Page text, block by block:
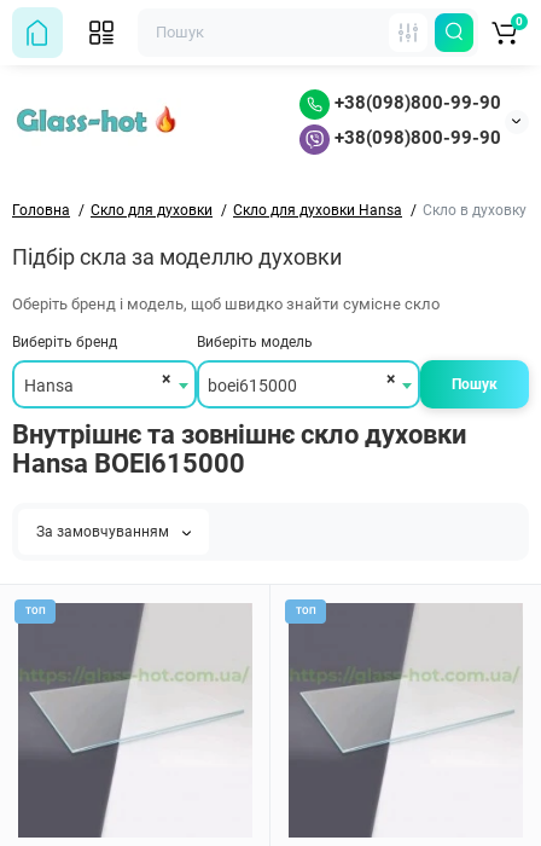
+38(098)800-99-90
+38(098)800-99-90
0
Головна Скло для духовки Скло для духовки Hansa Скло в духовку
Підбір скла за моделлю духовки
Оберіть бренд і модель, щоб швидко знайти сумісне скло
Виберіть бренд
×
Hansa
Виберіть модель
×
boei615000 Пошук
Внутрішнє та зовнішнє скло духовки
Hansa BOEI615000
За замовчуванням
ТОП ТОП